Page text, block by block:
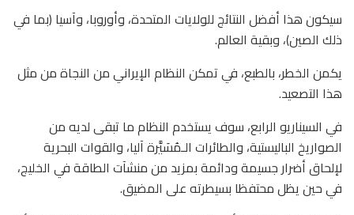
سيكون هذا أفضل النتائج للولايات المتحدة، وأوروبا، وآسيا (بما في
ذلك الصين)، وبقية العالم.
يكمن الخطر، بالطبع، في تمكن النظام الإيراني من النجاة من مثل
هذا التصعيد.
في السيناريو الرابع، سوف يستخدم النظام ما تبقى لديه من
الصواريخ الباليستية، والطائرات الـمُسَيَّرة آليا، والقوات البحرية
لإلحاق أضرار جسيمة ودائمة بمزيد من منشآت الطاقة في الخليج،
في حين يظل محتفظا بسيطرته على المضيق.